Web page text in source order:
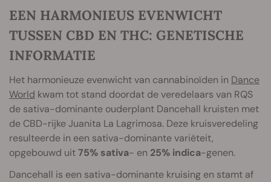
EEN HARMONIEUS EVENWICHT
TUSSEN CBD EN THC: GENETISCHE
INFORMATIE
Het harmonieuze evenwicht van cannabinoïden in Dance
World kwam tot stand doordat de veredelaars van RQS
de sativa-dominante ouderplant Dancehall kruisten met
de CBD-rijke Juanita La Lagrimosa. Deze kruisveredeling
resulteerde in een sativa-dominante variëteit,
opgebouwd uit75% sativa- en 25% indica-genen.
Dancehall is een sativa-dominante kruising en stamt af